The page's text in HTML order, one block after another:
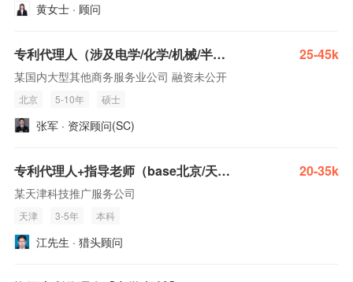
黄女士 · 顾问
专利代理人（涉及电学/化学/机械/半导体/结构/生物医药等领域） 25-45k
某国内大型其他商务服务业公司 融资未公开
北京 5-10年 硕士
张军 · 资深顾问(SC)
专利代理人+指导老师（base北京/天津，电学，生化，医药，化工，材料） 20-35k
某天津科技推广服务公司
天津 3-5年 本科
江先生 · 猎头顾问